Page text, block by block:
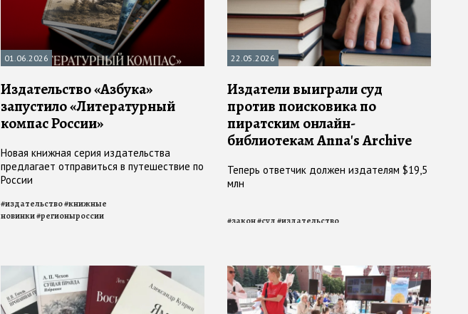
01.06.2026
Издательство «Азбука»
запустило «Литературный
компас России»
Новая книжная серия издательства
предлагает отправиться в путешествие по
России
#издательство#книжные
новинки#регионыроссии
22.05.2026
Издатели выиграли суд
против поисковика по
пиратским онлайн-
библиотекам Anna's Archive
Теперь ответчик должен издателям $19,5
млн
#закон#суд#издательство